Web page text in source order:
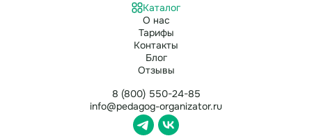
Каталог
О нас
Тарифы
Контакты
Блог
Отзывы
8 (800) 550-24-85
info@pedagog-organizator.ru